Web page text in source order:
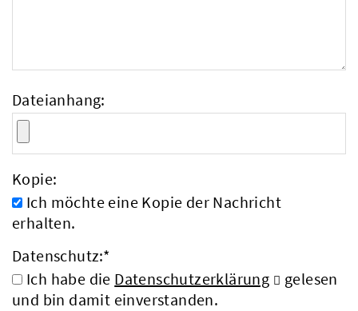
Dateianhang:
Kopie:
Ich möchte eine Kopie der Nachricht
erhalten.
Datenschutz:*
Ich habe die Datenschutzerklärung
gelesen
und bin damit einverstanden.